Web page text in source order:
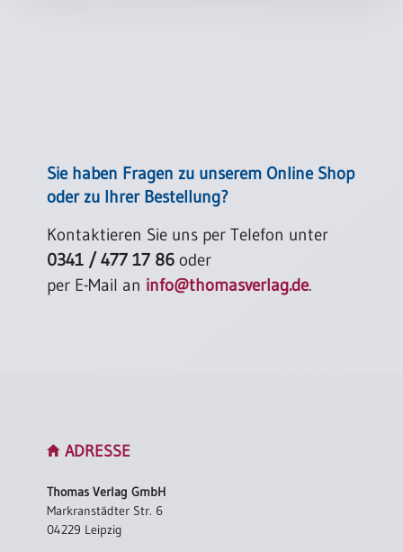
Sie haben Fragen zu unserem Online Shop
oder zu Ihrer Bestellung?
Kontaktieren Sie uns per Telefon unter
0341 / 477 17 86 oder
per E-Mail an info@thomasverlag.de.
ADRESSE
Thomas Verlag GmbH
Markranstädter Str. 6
04229 Leipzig